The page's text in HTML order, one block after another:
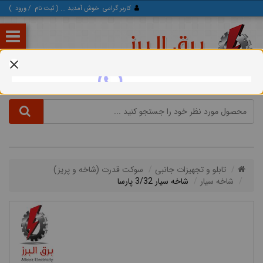
کاربر گرامی خوش آمدید ... ( ثبت‌ نام /ورود )
تابلو و تجهیزات جانبی
سوكت قدرت (شاخه و پريز)
شاخه سیار
شاخه سیار 3/32 پارسا